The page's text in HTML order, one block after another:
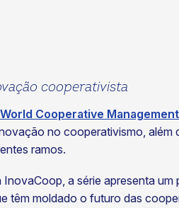
cooperativista
World Cooperative
no cooperativismo, além
ramos.
a série apresenta um
têm moldado o futuro das